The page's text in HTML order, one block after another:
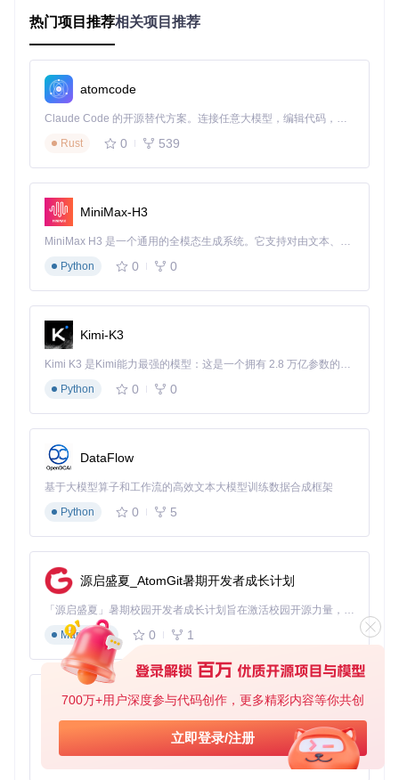
700万+用户深度参与代码创作，更多精彩内容等你共创
立即登录/注册
ZotMoov右键菜单集成 - 便捷访问自动化附件管理功能，提升
💡 自定义工作流：打造个人化管理系统
插件允许你创建自定义菜单项和通配符规则，将重复的操作序
会自动将选中文献复制到平板同步文件夹、添加特定标签，并
生成阅读笔记。
ZotMoov自定义菜单项配置 - 个性化你的文献管理工作流，实
现高效自动化操作
三步上手ZotMoov
🔍 第一步：获取与安装
首先，克隆项目仓库到本地：
git clone
然后在Firefox或Zotero中加载项目根目录下的manifest.json文
🔍 第二步：基础配置
打开Zotero首选项，切换到ZotMoov标签页：
点击"Choose Directory"选择附件存储的根目录
勾选"Automatically Move/Copy Files When Added"启用
配置允许的文件扩展名列表
🔍 第三步：创建自定义操作
打开高级设置中的"Custom Menu Items"面板
点击"+"按钮添加新菜单项
设置菜单名称和包含的操作序列
保存后即可在右键菜单中使用自定义功能
效率倍增秘籍
利用自定义通配符功能，你可以创建复杂的文件组织规则。例
热门项目推荐相关项目推荐
atomcode
Claude Code 的开源替代方案。连接任意大模型，编辑代码，运行命令，自动验证 — 全自动执行。用 Rust 构建，极致性能。 ｜ An open-source alternative to Claude Code. Connect any LLM, edit code, run commands, and verify changes — autonomously. Built in Rust for speed. Get Started
Rust
0 539
MiniMax-H3
MiniMax H3 是一个通用的全模态生成系统。它支持对由文本、图像、视频和音频组成的多模态上下文进行统一理解，并能生成分辨率高达 2K、时长可达 15 秒的带原生立体声音频的视频。得益于面向任务泛化的系统设计，H3 在预训练阶段就已具备广泛的多模态上下文理解与生成能力，能够出色地执行复杂的多模态指令。
Python
0 0
Kimi-K3
Kimi K3 是Kimi能力最强的模型：这是一个拥有 2.8 万亿参数的混合专家（MoE）模型，具备原生视觉理解能力，并支持 100 万 token 的上下文窗口。
Python
0 0
DataFlow
基于大模型算子和工作流的高效文本大模型训练数据合成框架
Python
0 5
源启盛夏_AtomGit暑期开发者成长计划
「源启盛夏」暑期校园开发者成长计划旨在激活校园开源力量，通过积分激励、认证扶持、资源倾斜等形式，引导高校组织和开发者完成「入驻 — 建项目 — 做贡献 — 获认证 — 得资源」的完整闭环。无论你是想带领社团入驻平台的组织者，还是希望用代码贡献证明自己的开发者，都能在这里找到属于你的成长路径。
Markdown
0 1
py-xiaozhi
基于Python的Xiaozhi AI，适用于想要完整Xiaozhi体验而无需拥有专用硬件的用户。
Python
0 1